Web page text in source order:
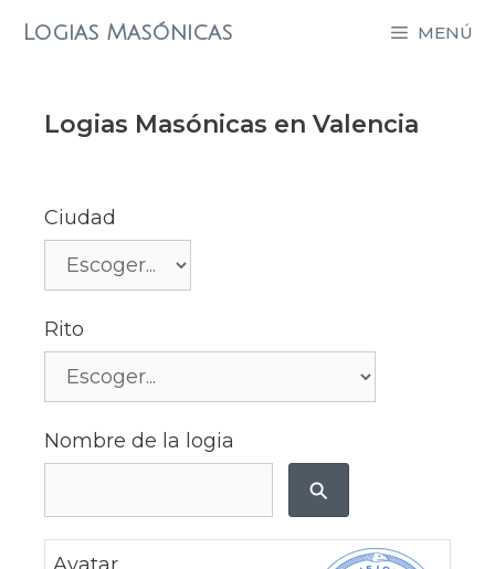
Logias Masónicas MENÚ
Logias Masónicas en Valencia
Ciudad
Rito
Nombre de la logia